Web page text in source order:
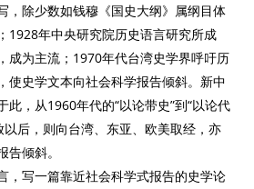
，除少数如钱穆《国史大纲》属纲目体
1928年中央研究院历史语言研究所成
成为主流；1970年代台湾史学界呼吁历
使史学文本向社会科学报告倾斜。新中
此，从1960年代的“以论带史”到“以论代
以后，则向台湾、东亚、欧美取经，亦
倾斜。
，写一篇靠近社会科学式报告的史学论